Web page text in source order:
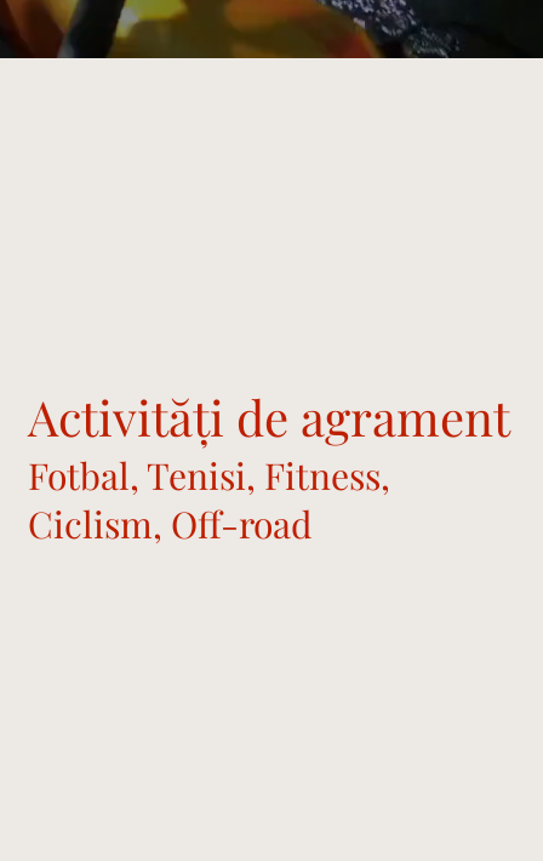
Activităţi de agrament
Fotbal, Tenisi, Fitness,
Ciclism, Off-road